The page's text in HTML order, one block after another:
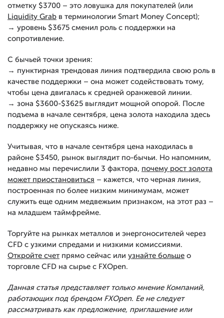
отметку $3700 – это ловушка для покупателей (или
Liquidity Grab в терминологии Smart Money Concept);
→ уровень $3675 сменил роль с поддержки на
сопротивление.
С бычьей точки зрения:
→ пунктирная трендовая линия подтвердила свою роль в
качестве поддержки – она может содействовать тому,
чтобы цена двигалась к средней оранжевой линии.
→ зона $3600-$3625 выглядит мощной опорой. После
подъема в начале сентября, цена золота находила здесь
поддержку не опускаясь ниже.
Учитывая, что в начале сентября цена находилась в
районе $3450, рынок выглядит по-бычьи. Но напомним,
недавно мы перечислили 3 фактора, почему рост золота
может приостановиться – кажется, что черная линия,
построенная по более низким минимумам, может
служить еще одним медвежьим признаком, на этот раз –
на младшем таймфрейме.
Торгуйте на рынках металлов и энергоносителей через
CFD с узкими спредами и низкими комиссиями.
Откройте счет прямо сейчас или узнайте больше о
торговле CFD на сырье с FXOpen.
Данная статья представляет только мнение Компаний,
работающих под брендом FXOpen. Ее не следует
рассматривать как предложение, приглашение или